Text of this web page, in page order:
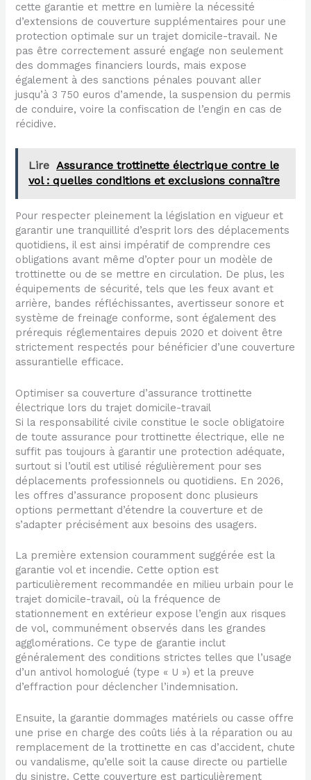
cette garantie et mettre en lumière la nécessité
d’extensions de couverture supplémentaires pour une
protection optimale sur un trajet domicile-travail. Ne
pas être correctement assuré engage non seulement
des dommages financiers lourds, mais expose
également à des sanctions pénales pouvant aller
jusqu’à 3 750 euros d’amende, la suspension du permis
de conduire, voire la confiscation de l’engin en cas de
récidive.
Lire Assurance trottinette électrique contre le
vol : quelles conditions et exclusions connaître
Pour respecter pleinement la législation en vigueur et
garantir une tranquillité d’esprit lors des déplacements
quotidiens, il est ainsi impératif de comprendre ces
obligations avant même d’opter pour un modèle de
trottinette ou de se mettre en circulation. De plus, les
équipements de sécurité, tels que les feux avant et
arrière, bandes réfléchissantes, avertisseur sonore et
système de freinage conforme, sont également des
prérequis réglementaires depuis 2020 et doivent être
strictement respectés pour bénéficier d’une couverture
assurantielle efficace.
Optimiser sa couverture d’assurance trottinette
électrique lors du trajet domicile-travail
Si la responsabilité civile constitue le socle obligatoire
de toute assurance pour trottinette électrique, elle ne
suffit pas toujours à garantir une protection adéquate,
surtout si l’outil est utilisé régulièrement pour ses
déplacements professionnels ou quotidiens. En 2026,
les offres d’assurance proposent donc plusieurs
options permettant d’étendre la couverture et de
s’adapter précisément aux besoins des usagers.
La première extension couramment suggérée est la
garantie vol et incendie. Cette option est
particulièrement recommandée en milieu urbain pour le
trajet domicile-travail, où la fréquence de
stationnement en extérieur expose l’engin aux risques
de vol, communément observés dans les grandes
agglomérations. Ce type de garantie inclut
généralement des conditions strictes telles que l’usage
d’un antivol homologué (type « U ») et la preuve
d’effraction pour déclencher l’indemnisation.
Ensuite, la garantie dommages matériels ou casse offre
une prise en charge des coûts liés à la réparation ou au
remplacement de la trottinette en cas d’accident, chute
ou vandalisme, qu’elle soit la cause directe ou partielle
du sinistre. Cette couverture est particulièrement